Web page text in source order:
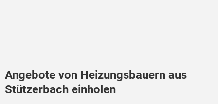
Angebote von Heizungsbauern aus
Stützerbach einholen